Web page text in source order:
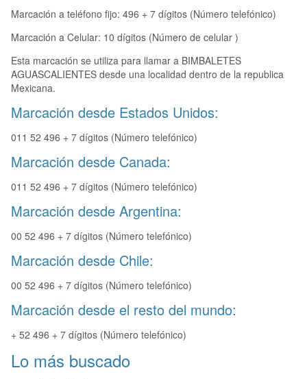
Marcación a teléfono fijo: 496 + 7 dígitos (Número telefónico)
Marcación a Celular: 10 dígitos (Número de celular )
Esta marcación se utiliza para llamar a BIMBALETES
AGUASCALIENTES desde una localidad dentro de la republica
Mexicana.
Marcación desde Estados Unidos:
011 52 496 + 7 dígitos (Número telefónico)
Marcación desde Canada:
011 52 496 + 7 dígitos (Número telefónico)
Marcación desde Argentina:
00 52 496 + 7 dígitos (Número telefónico)
Marcación desde Chile:
00 52 496 + 7 dígitos (Número telefónico)
Marcación desde el resto del mundo:
+ 52 496 + 7 dígitos (Número telefónico)
Lo más buscado